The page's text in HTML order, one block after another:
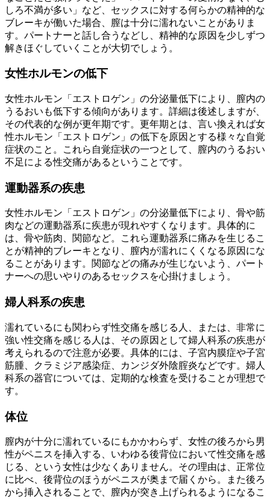
しろ不満が多い」など、セックスに対する何らかの精神的な
ブレーキが働いた場合、膣は十分に濡れないことがありま
す。パートナーと話し合うなどし、精神的な原因を少しずつ
解きほぐしていくことが大切でしょう。
女性ホルモンの低下
女性ホルモン「エストロゲン」の分泌量低下により、膣内の
うるおいも低下する傾向があります。詳細は後述しますが、
その代表的な例が更年期です。更年期とは、言い換えれば女
性ホルモン「エストロゲン」の低下を原因とする様々な自覚
症状のこと。これら自覚症状の一つとして、膣内のうるおい
不足による性交痛があるということです。
運動器系の疾患
女性ホルモン「エストロゲン」の分泌量低下により、骨や筋
肉などの運動器系に疾患が現れやすくなります。具体的に
は、骨や筋肉、関節など。これら運動器系に痛みを生じるこ
とが精神的ブレーキとなり、膣内が濡れにくくなる原因にな
ることがあります。関節などの痛みが生じないよう、パート
ナーへの思いやりのあるセックスを心掛けましょう。
婦人科系の疾患
濡れているにも関わらず性交痛を感じる人、または、非常に
強い性交痛を感じる人は、その原因として婦人科系の疾患が
考えられるので注意が必要。具体的には、子宮内膜症や子宮
筋腫、クラミジア感染症、カンジダ外陰腟炎などです。婦人
科系の器官については、定期的な検査を受けることが理想で
す。
体位
膣内が十分に濡れているにもかかわらず、女性の後ろから男
性がペニスを挿入する、いわゆる後背位において性交痛を感
じる、という女性は少なくありません。その理由は、正常位
に比べ、後背位のほうがペニスが奥まで届くから。また後ろ
から挿入されることで、膣内が突き上げられるようになるこ